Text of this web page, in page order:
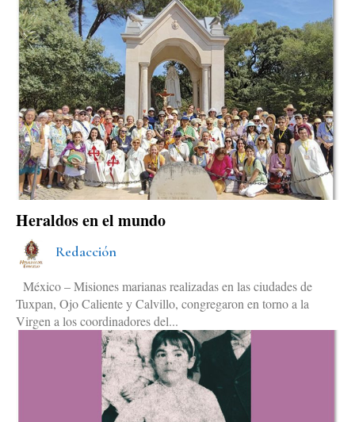
Heraldos en el mundo
Redacción
México – Misiones marianas realizadas en las ciudades de
Tuxpan, Ojo Caliente y Calvillo, congregaron en torno a la
Virgen a los coordinadores del...